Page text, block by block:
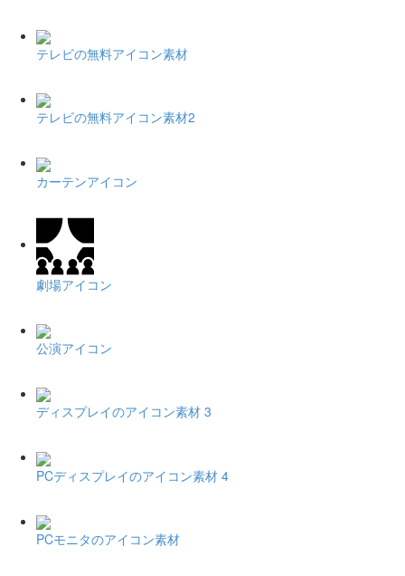
テレビの無料アイコン素材
テレビの無料アイコン素材2
カーテンアイコン
劇場アイコン
公演アイコン
ディスプレイのアイコン素材 3
PCディスプレイのアイコン素材 4
PCモニタのアイコン素材